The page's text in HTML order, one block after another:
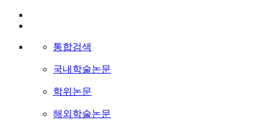
통합검색
국내학술논문
학위논문
해외학술논문